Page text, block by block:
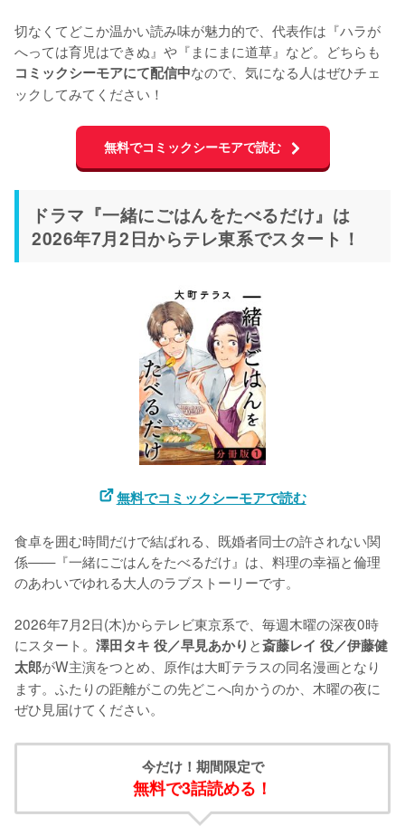
切なくてどこか温かい読み味が魅力的で、代表作は『ハラが
へっては育児はできぬ』や『まにまに道草』など。どちらも
コミックシーモアにて配信中なので、気になる人はぜひチェ
ックしてみてください！
無料でコミックシーモアで読む
ドラマ『一緒にごはんをたべるだけ』は
2026年7月2日からテレ東系でスタート！
無料でコミックシーモアで読む
食卓を囲む時間だけで結ばれる、既婚者同士の許されない関
係——『一緒にごはんをたべるだけ』は、料理の幸福と倫理
のあわいでゆれる大人のラブストーリーです。
2026年7月2日(木)からテレビ東京系で、毎週木曜の深夜0時
にスタート。 澤田タキ 役／早見あかり と斎藤レイ 役／伊藤健
太郎がW主演をつとめ、原作は大町テラスの同名漫画となり
ます。ふたりの距離がこの先どこへ向かうのか、木曜の夜に
ぜひ見届けてください。
今だけ！期間限定で
無料で3話読める！